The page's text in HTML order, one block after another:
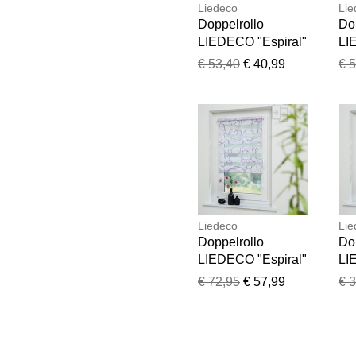
Liedeco
Doppelrollo
LIEDECO "Espiral"
Gr. 9, blau (blau,
Kunststoff,
Polyester, Rollos,
Doppelrollo
€ 53,40 € 40,99 €
Liedeco
Doppelrollo
LIEDECO "Espiral"
Gr. 2, bunt (blau,
€ 72,95 € 57,99 €